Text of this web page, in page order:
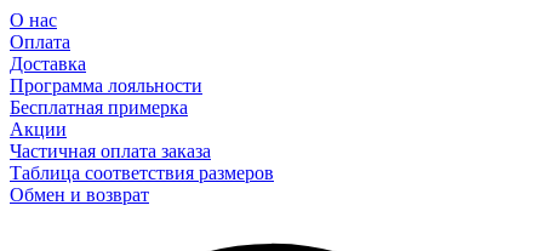
О нас
Оплата
Доставка
Программа лояльности
Бесплатная примерка
Акции
Частичная оплата заказа
Таблица соответствия размеров
Обмен и возврат